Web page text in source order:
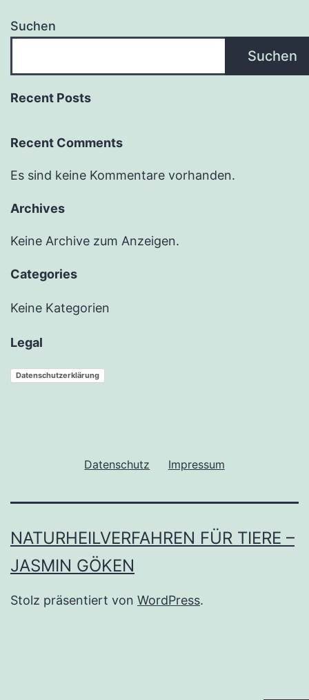
Suchen
Suchen
Recent Posts
Recent Comments
Es sind keine Kommentare vorhanden.
Archives
Keine Archive zum Anzeigen.
Categories
Keine Kategorien
Legal
Datenschutzerklärung
Datenschutz Impressum
NATURHEILVERFAHREN FÜR TIERE –
JASMIN GÖKEN
Stolz präsentiert von WordPress.